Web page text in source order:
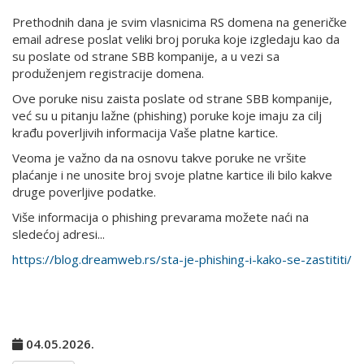
Prethodnih dana je svim vlasnicima RS domena na generičke
email adrese poslat veliki broj poruka koje izgledaju kao da
su poslate od strane SBB kompanije, a u vezi sa
produženjem registracije domena.
Ove poruke nisu zaista poslate od strane SBB kompanije,
već su u pitanju lažne (phishing) poruke koje imaju za cilj
krađu poverljivih informacija Vaše platne kartice.
Veoma je važno da na osnovu takve poruke ne vršite
plaćanje i ne unosite broj svoje platne kartice ili bilo kakve
druge poverljive podatke.
Više informacija o phishing prevarama možete naći na
sledećoj adresi...
https://blog.dreamweb.rs/sta-je-phishing-i-kako-se-zastititi/
04.05.2026.